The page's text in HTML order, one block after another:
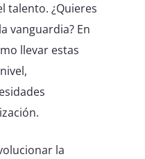
talento. ¿Quieres
vanguardia? En
llevar estas
la